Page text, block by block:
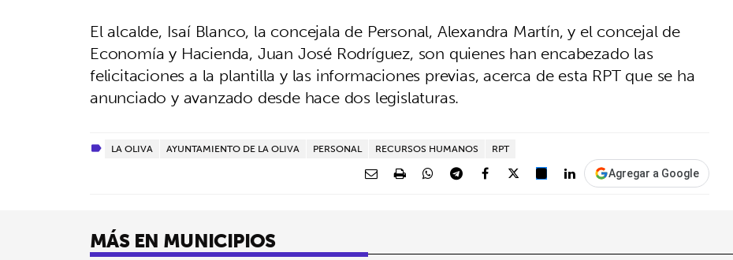
El alcalde, Isaí Blanco, la concejala de Personal, Alexandra Martín, y el concejal de
Economía y Hacienda, Juan José Rodríguez, son quienes han encabezado las
felicitaciones a la plantilla y las informaciones previas, acerca de esta RPT que se ha
anunciado y avanzado desde hace dos legislaturas.
LA OLIVA AYUNTAMIENTO DE LA OLIVA PERSONAL RECURSOS HUMANOS RPT
Agregar a Google
MÁS EN MUNICIPIOS